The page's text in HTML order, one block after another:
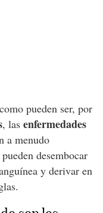
pueden ser, por
, las enfermedades
a menudo
desembocar
y derivar en